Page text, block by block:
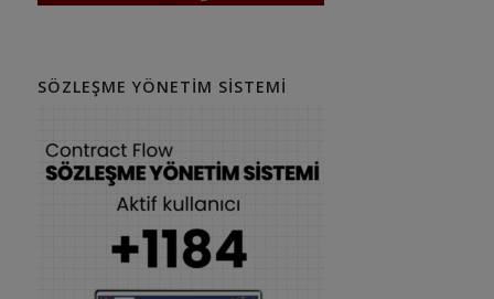
SÖZLEŞME YÖNETIM SISTEMI